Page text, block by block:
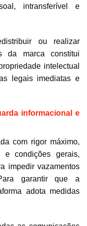
intransferível e
ou realizar
da marca constitui
intelectual
legais imediatas e
informacional e
com rigor máximo,
e condições gerais,
impedir vazamentos
garantir que a
adota medidas